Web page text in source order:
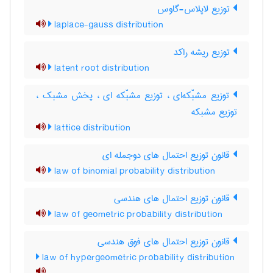
توزیع لاپلاس-گاوس
laplace-gauss distribution
توزیع ریشه راکد
latent root distribution
توزیع مشبّکه‌ای ، توزیع مشبّکه ای ، پخش مشبک ،
توزیع مشبکه
lattice distribution
قانون توزیع احتمال های دوجمله ای
law of binomial probability distribution
قانون توزیع احتمال های هندسی
law of geometric probability distribution
قانون توزیع احتمال های فوق هندسی
law of hypergeometric probability distribution